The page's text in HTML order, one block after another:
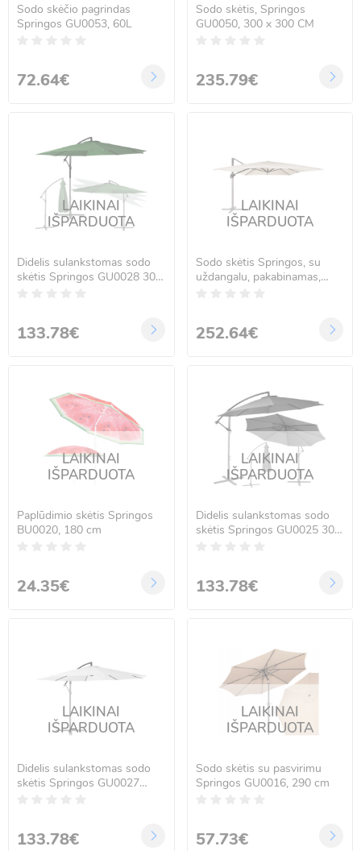
Sodo skėčio pagrindas
Springos GU0053, 60L
72.64€
Sodo skėtis, Springos
GU0050, 300 x 300 CM
235.79€
LAIKINAI
IŠPARDUOTA
Didelis sulankstomas sodo
skėtis Springos GU0028 300
133.78€
LAIKINAI
IŠPARDUOTA
Sodo skėtis Springos, su
uždangalu, pakabinamas,
252.64€
LAIKINAI
IŠPARDUOTA
Paplūdimio skėtis Springos
BU0020, 180 cm
24.35€
LAIKINAI
IŠPARDUOTA
Didelis sulankstomas sodo
skėtis Springos GU0025 300
133.78€
LAIKINAI
IŠPARDUOTA
Didelis sulankstomas sodo
skėtis Springos GU0027
133.78€
LAIKINAI
IŠPARDUOTA
Sodo skėtis su pasvirimu
Springos GU0016, 290 cm
57.73€